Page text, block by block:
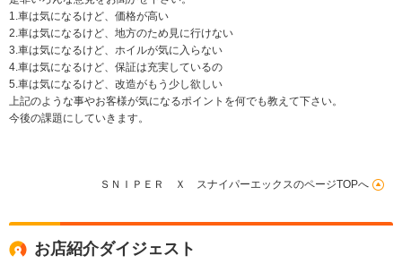
1.車は気になるけど、価格が高い
2.車は気になるけど、地方のため見に行けない
3.車は気になるけど、ホイルが気に入らない
4.車は気になるけど、保証は充実しているの
5.車は気になるけど、改造がもう少し欲しい
上記のような事やお客様が気になるポイントを何でも教えて下さい。
今後の課題にしていきます。
ＳＮＩＰＥＲ Ｘ スナイパーエックスのページTOPへ
お店紹介ダイジェスト